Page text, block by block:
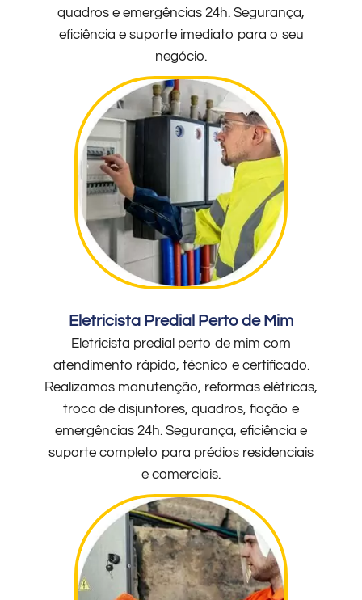
quadros e emergências 24h. Segurança,
eficiência e suporte imediato para o seu
negócio.
Eletricista Predial Perto de Mim
Eletricista predial perto de mim com
atendimento rápido, técnico e certificado.
Realizamos manutenção, reformas elétricas,
troca de disjuntores, quadros, fiação e
emergências 24h. Segurança, eficiência e
suporte completo para prédios residenciais
e comerciais.